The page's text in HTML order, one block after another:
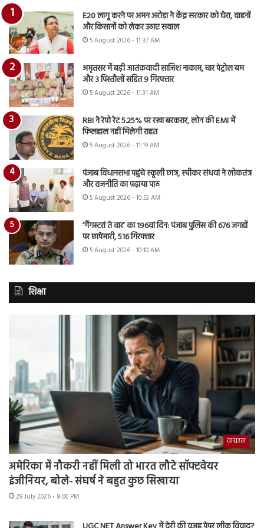
E20 लागू करने पर अमन अरोड़ा ने केंद्र सरकार को घेरा, वाहनों
और किसानों को लेकर उठाए सवाल
5 August 2026 - 11:37 AM
अमृतसर में बड़ी आतंकवादी साजिश नाकाम, चार पेट्रोल बम
और 3 पिस्तौलों सहित 9 गिरफ्तार
5 August 2026 - 11:31 AM
RBI ने रेपो रेट 5.25% पर रखा बरकरार, लोन की EMI में
फिलहाल नहीं मिलेगी राहत
5 August 2026 - 11:19 AM
पंजाब विधानसभा पहुंचे स्कूली छात्र, स्पीकर संधवां ने लोकतंत्र
और राजनीति का पढ़ाया पाठ
5 August 2026 - 10:53 AM
‘गैंगस्टरां ते वार’ का 196वां दिन: पंजाब पुलिस की 676 जगहों
पर छापेमारी, 516 गिरफ्तार
5 August 2026 - 10:10 AM
शिक्षा
वायरल
अमेरिका में नौकरी नहीं मिली तो भारत लौटे सॉफ्टवेयर
इंजीनियर, बोले- संघर्ष ने बहुत कुछ सिखाया
29 July 2026 - 8:00 PM